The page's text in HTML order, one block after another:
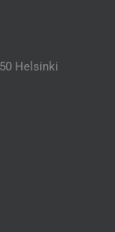
Helsinki